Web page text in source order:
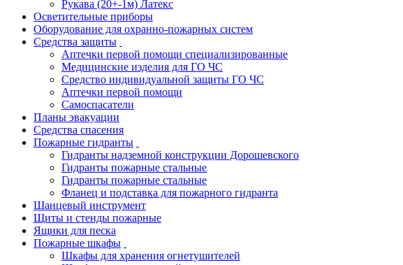
Рукава (20+-1м) Латекс
Осветительные приборы
Оборудование для охранно-пожарных систем
Средства защиты
Аптечки первой помощи специализированные
Медицинские изделия для ГО ЧС
Средство индивидуальной защиты ГО ЧС
Аптечки первой помощи
Самоспасатели
Планы эвакуации
Средства спасения
Пожарные гидранты
Гидранты надземной конструкции Дорошевского
Гидранты пожарные стальные
Гидранты пожарные стальные
Фланец и подставка для пожарного гидранта
Шанцевый инструмент
Щиты и стенды пожарные
Ящики для песка
Пожарные шкафы
Шкафы для хранения огнетушителей